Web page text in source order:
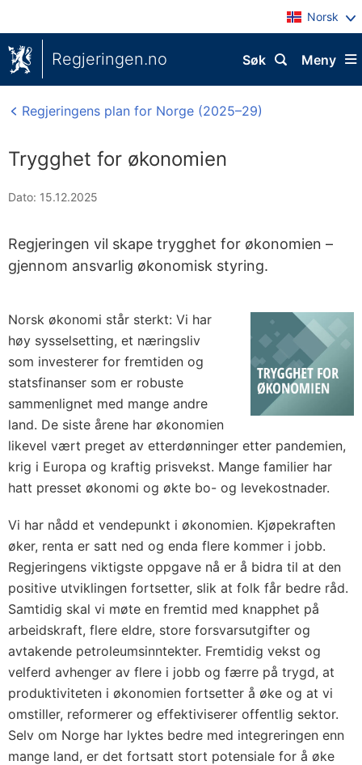
Norsk
Regjeringen.no Meny
Søk
Regjeringens plan for Norge (2025–29)
Trygghet for økonomien
Dato: 15.12.2025
Regjeringen vil skape trygghet for økonomien –
gjennom ansvarlig økonomisk styring.
Norsk økonomi står sterkt: Vi har
høy sysselsetting, et næringsliv
som investerer for fremtiden og
statsfinanser som er robuste
sammenlignet med mange andre
land. De siste årene har økonomien
likevel vært preget av etterdønninger etter pandemien,
krig i Europa og kraftig prisvekst. Mange familier har
hatt presset økonomi og økte bo- og levekostnader.
Vi har nådd et vendepunkt i økonomien. Kjøpekraften
øker, renta er satt ned og enda flere kommer i jobb.
Regjeringens viktigste oppgave nå er å bidra til at den
positive utviklingen fortsetter, slik at folk får bedre råd.
Samtidig skal vi møte en fremtid med knapphet på
arbeidskraft, flere eldre, store forsvarsutgifter og
avtakende petroleumsinntekter. Fremtidig vekst og
velferd avhenger av flere i jobb og færre på trygd, at
produktiviteten i økonomien fortsetter å øke og at vi
omstiller, reformerer og effektiviserer offentlig sektor.
Selv om Norge har lyktes bedre med integreringen enn
mange land, er det fortsatt stort potensiale for å øke